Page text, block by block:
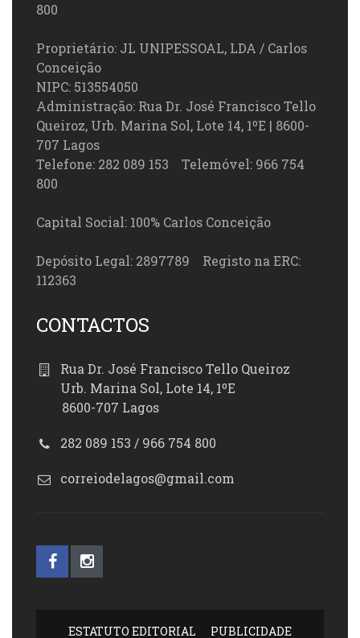
800
Proprietário: JL UNIPESSOAL, LDA / Carlos
Conceição
NIPC: 513554050
Administração: Rua Dr. José Francisco Tello
Queiroz, Urb. Marina Sol, Lote 14, 1ºE | 8600-
707 Lagos
Telefone: 282 089 153 Telemóvel: 966 754
800
Capital Social: 100% Carlos Conceição
Depósito Legal: 2897789 Registo na ERC:
112363
CONTACTOS
Rua Dr. José Francisco Tello Queiroz
Urb. Marina Sol, Lote 14, 1ºE
8600-707 Lagos
282 089 153 / 966 754 800
correiodelagos@gmail.com
ESTATUTO EDITORIAL PUBLICIDADE